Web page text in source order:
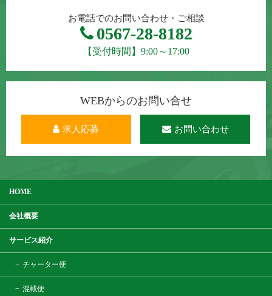
お電話でのお問い合わせ・ご相談
0567-28-8182
【受付時間】9:00～17:00
WEBからのお問い合せ
求人応募 お問い合わせ
HOME
会社概要
サービス紹介
チャーター便
混載便